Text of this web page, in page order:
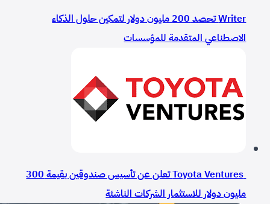
Writer تحصد 200 مليون دولار لتمكين حلول الذكاء
الاصطناعي المتقدمة للمؤسسات
Toyota Ventures تعلن عن تأسيس صندوقين بقيمة 300
مليون دولار للاستثمار الشركات الناشئة